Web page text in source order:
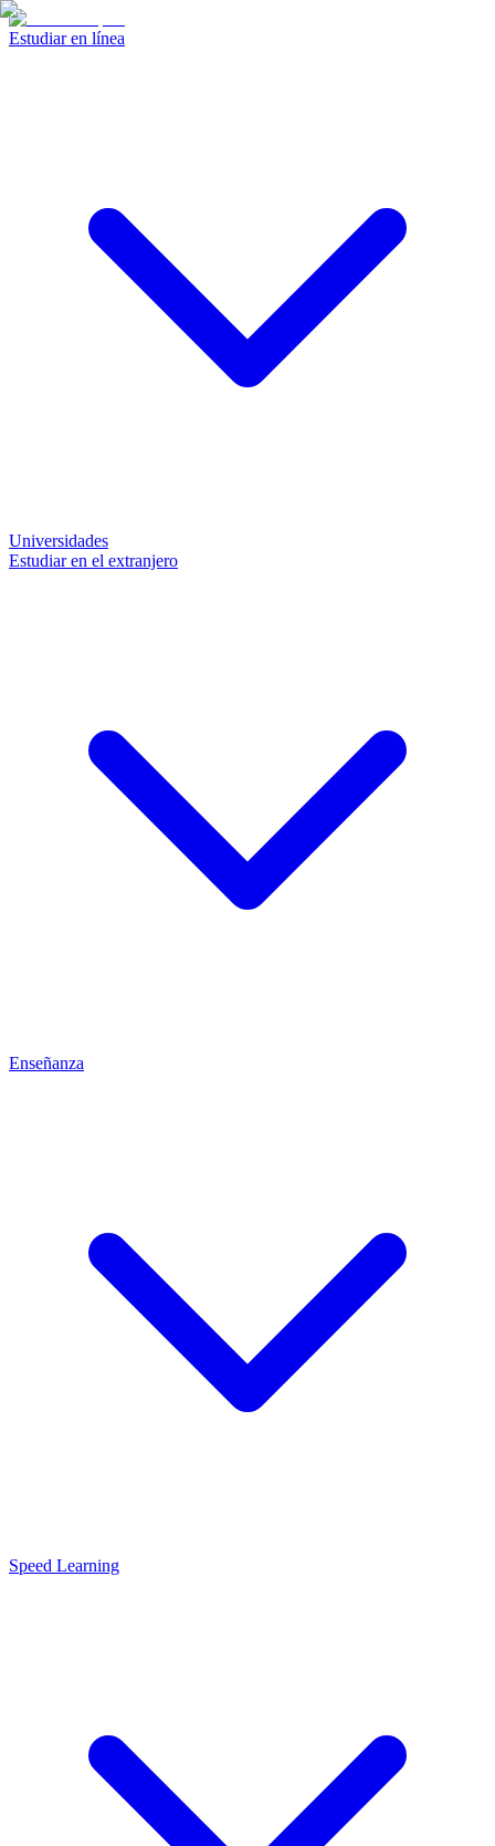
Estudiar en línea
Universidades
Estudiar en el extranjero
Enseñanza
Speed Learning